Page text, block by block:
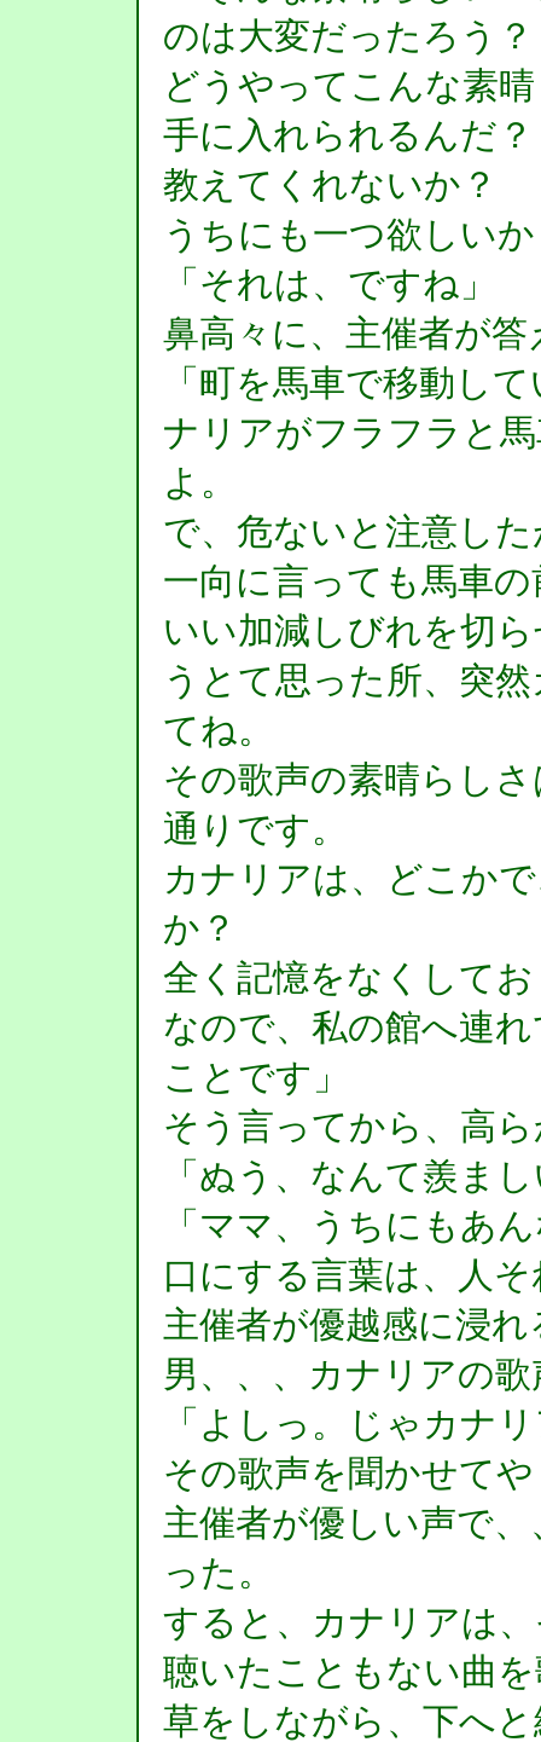
のは大変だったろう？
どうやってこんな素
手に入れられるんだ？
教えてくれないか？
うちにも一つ欲しい
「それは、ですね」
鼻高々に、主催者が答
「町を馬車で移動し
ナリアがフラフラと
よ。
で、危ないと注意し
一向に言っても馬車
いい加減しびれを切
うとて思った所、突
てね。
その歌声の素晴らし
通りです。
カナリアは、どこか
か？
全く記憶をなくして
なので、私の館へ連
ことです」
そう言ってから、高
「ぬう、なんて羨ま
「ママ、うちにもあ
口にする言葉は、人
主催者が優越感に浸
男、、、カナリアの
「よしっ。じゃカナ
その歌声を聞かせて
主催者が優しい声で
った。
すると、カナリアは
聴いたこともない曲
草をしながら、下へ